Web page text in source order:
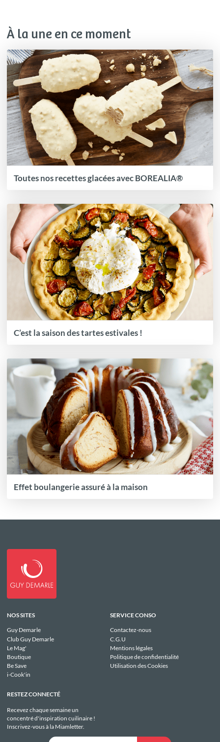
À la une en ce moment
Toutes nos recettes glacées avec BOREALIA®
C’est la saison des tartes estivales !
Effet boulangerie assuré à la maison
NOS SITES
Guy Demarle
Club Guy Demarle
Le Mag'
Boutique
Be Save
i-Cook'in
SERVICE CONSO
Contactez-nous
C.G.U
Mentions légales
Politique de confidentialité
Utilisation des Cookies
RESTEZ CONNECTÉ
Recevez chaque semaine un
concentré d'inspiration cuilinaire !
Inscrivez-vous à la Miamletter.